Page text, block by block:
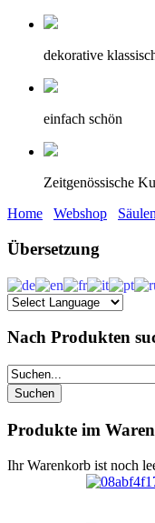
dekorative
einfach schön
Zeitgenössische
Home
Webshop
Übersetzung
Nach Produkten
Produkte im
Ihr Warenkorb ist noch